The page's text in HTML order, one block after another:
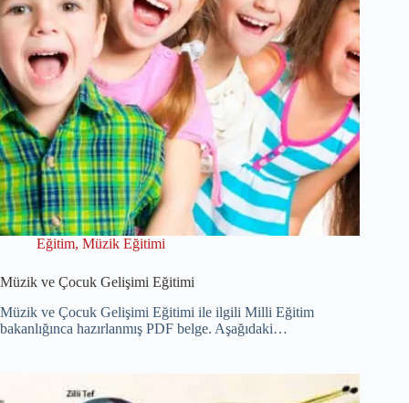
Eğitim, Müzik Eğitimi
Müzik ve Çocuk Gelişimi Eğitimi
Müzik ve Çocuk Gelişimi Eğitimi ile ilgili Milli Eğitim
bakanlığınca hazırlanmış PDF belge. Aşağıdaki…